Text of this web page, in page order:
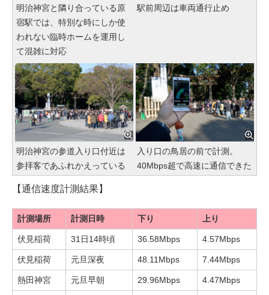
明治神宮と隣り合っている原
宿駅では、特別な時にしか使
われない臨時ホームを運用し
て混雑に対応
駅前周辺は車両通行止め
明治神宮の参道入り口付近は
参拝客であふれかえっている
入り口の鳥居の前で計測。
40Mbps超で高速に通信できた
【通信速度計測結果】
計測場所 計測日時 下り 上り
伏見稲荷 31日14時頃 36.58Mbps 4.57Mbps
伏見稲荷 元旦深夜 48.11Mbps 7.44Mbps
熱田神宮 元旦早朝 29.96Mbps 4.47Mbps